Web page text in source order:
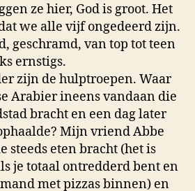
ze hier, God is groot. Het
we alle vijf ongedeerd zijn.
geschramd, van top tot teen
ernstigs.
zijn de hulptroepen. Waar
Arabier ineens vandaan die
bracht en een dag later
Mijn vriend Abbe
steeds eten bracht (het is
je totaal ontredderd bent en
met pizzas binnen) en